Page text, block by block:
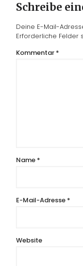
Schreibe
Deine E-Mail-
Erforderliche Felder
Kommentar *
Name *
E-Mail-Adresse *
Website